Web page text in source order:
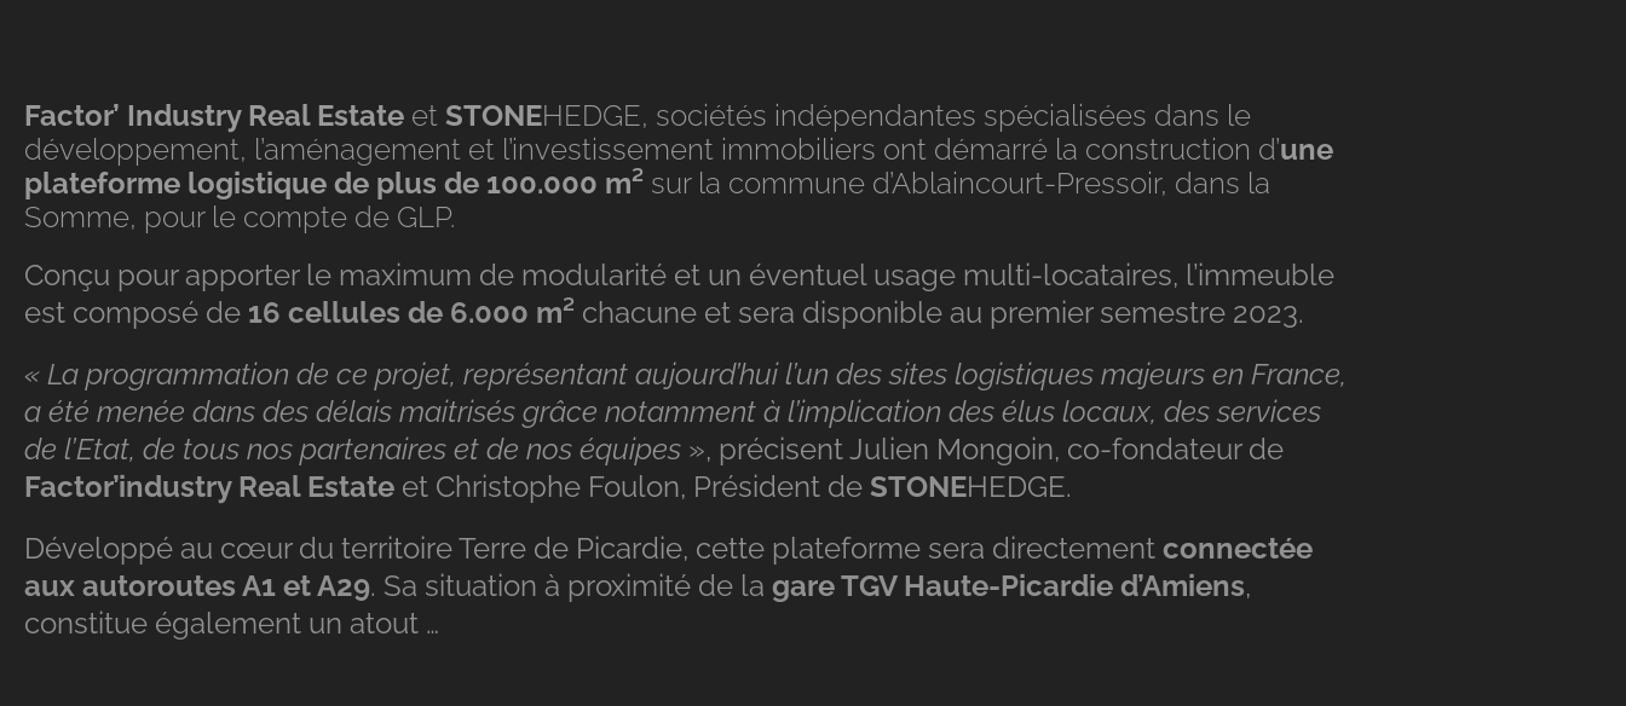
Factor’ Industry Real Estate et STONEHEDGE, sociétés indépendantes spécialisées dans le
développement, l’aménagement et l’investissement immobiliers ont démarré la construction d’une
plateforme logistique de plus de 100.000 m² sur la commune d’Ablaincourt-Pressoir, dans la
Somme, pour le compte de GLP.
Conçu pour apporter le maximum de modularité et un éventuel usage multi-locataires, l’immeuble
est composé de 16 cellules de 6.000 m² chacune et sera disponible au premier semestre 2023.
« La programmation de ce projet, représentant aujourd’hui l’un des sites logistiques majeurs en France,
a été menée dans des délais maitrisés grâce notamment à l’implication des élus locaux, des services
de l’Etat, de tous nos partenaires et de nos équipes », précisent Julien Mongoin, co-fondateur de
Factor’industry Real Estate et Christophe Foulon, Président de STONEHEDGE.
Développé au cœur du territoire Terre de Picardie, cette plateforme sera directement connectée
aux autoroutes A1 et A29. Sa situation à proximité de la gare TGV Haute-Picardie d’Amiens,
constitue également un atout …